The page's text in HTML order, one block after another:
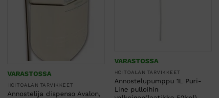
VARASTOSSA
HOITOALAN TARVIKKEET
Annostelija dispenso Avalon,
VARASTOSSA
HOITOALAN TARVIKKEET
Annostelupumppu 1L Puri-
Line pulloihin